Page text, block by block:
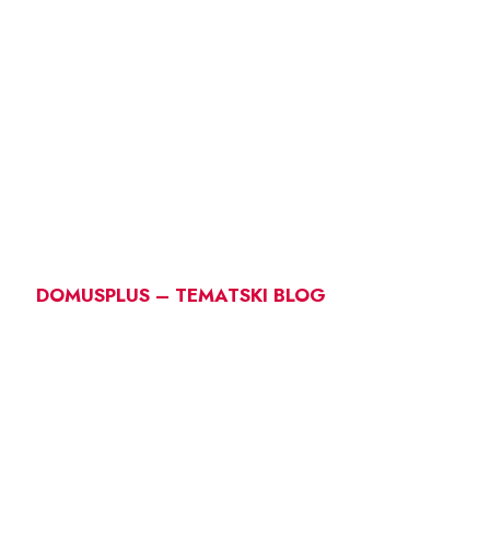
DOMUSPLUS – TEMATSKI BLOG